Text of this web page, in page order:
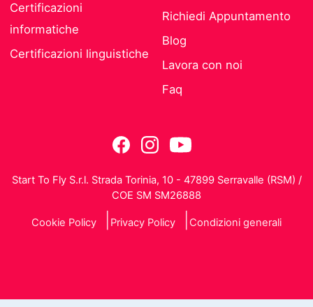
Certificazioni
informatiche
Certificazioni linguistiche
Richiedi Appuntamento
Blog
Lavora con noi
Faq
Start To Fly S.r.l. Strada Torinia, 10 - 47899 Serravalle (RSM) /
COE SM SM26888
Cookie Policy Privacy Policy Condizioni generali